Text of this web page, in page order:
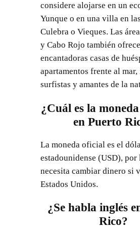
considere alojarse en un
Yunque o en una villa en
Culebra o Vieques. Las
y Cabo Rojo también
encantadoras casas de
apartamentos frente al mar,
surfistas y amantes de la
¿Cuál es la
en Puerto
La moneda oficial es el
estadounidense (USD), por
necesita cambiar dinero si
Estados Unidos.
¿Se habla inglés
Rico?